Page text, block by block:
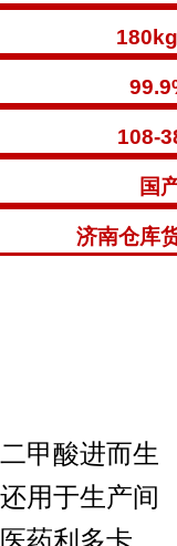
108-
国
济南仓库
甲酸进而生
用于生产间